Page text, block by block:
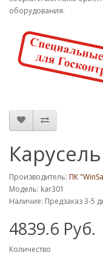
оборудования.
Производитель: ПК
Модель: kar301
Наличие: Предзаказ 3-5
4839.6 Руб.
Количество